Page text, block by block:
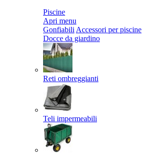
Piscine
Apri menu
Gonfiabili Accessori per piscine
Docce da giardino
Reti ombreggianti
Teli impermeabili